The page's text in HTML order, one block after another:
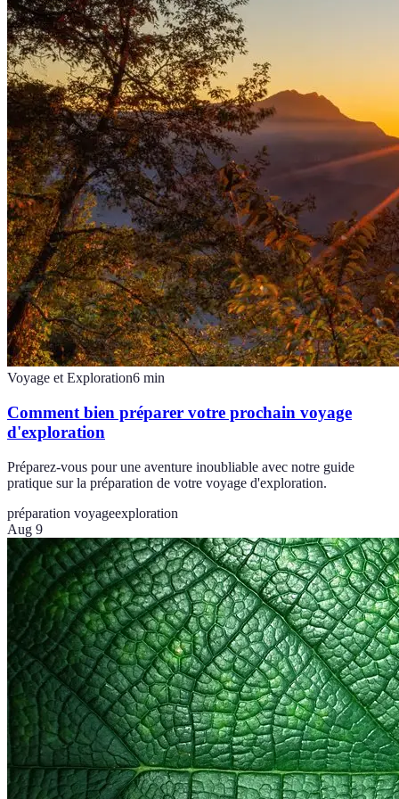
Voyage et Exploration6 min
Comment bien préparer votre prochain voyage
d'exploration
Préparez-vous pour une aventure inoubliable avec notre guide
pratique sur la préparation de votre voyage d'exploration.
préparation voyageexploration
Aug 9